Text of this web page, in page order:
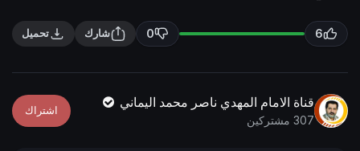
g
u
l
c
6
0 شارك تحميل
قناة الامام المهدي ناصر محمد اليماني
307 مشتركين
اشتراك